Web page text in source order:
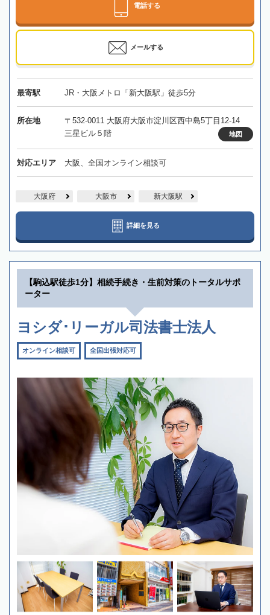
電話する
メールする
最寄駅 JR・大阪メトロ「新大阪駅」徒歩5分
所在地
〒532-0011 大阪府大阪市淀川区西中島5丁目12-14
三星ビル５階
地図
対応エリア 大阪、全国オンライン相談可
大阪府 大阪市 新大阪駅
詳細を見る
【駒込駅徒歩1分】相続手続き・生前対策のトータルサポ
ーター
ヨシダ･リーガル司法書士法人
オンライン相談可 全国出張対応可